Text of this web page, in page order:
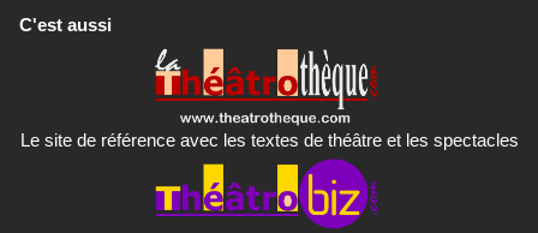
C'est aussi
Le site de référence avec les textes de théâtre et les spectacles